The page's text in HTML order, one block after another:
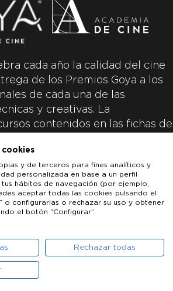
cada año la calidad del cine
de los Premios Goya a los
de cada una de las
y creativas. La
contenidos en las fichas de
películas y responsabilidad
las mismas.
PRENSA CONTACTO
cookies
y de terceros para fines analíticos y
personalizada en base a un perfil
hábitos de navegación (por ejemplo,
aceptar todas las cookies pulsando el
o configurarlas o rechazar su uso y obtener
el botón “Configurar”.
Rechazar todas